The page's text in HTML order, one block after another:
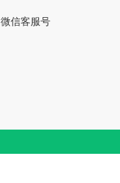
微信客服号